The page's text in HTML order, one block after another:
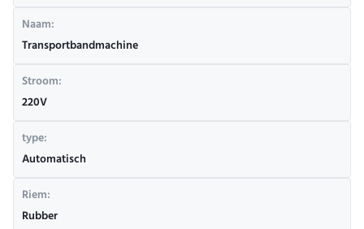
Naam:
Transportbandmachine
Stroom:
220V
type:
Automatisch
Riem:
Rubber